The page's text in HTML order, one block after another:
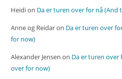
Heidion Da er turen over for nå
Anne og Reidaron Da er turen over
for now)
Alexander Jensen on Da er turen over
over for now)